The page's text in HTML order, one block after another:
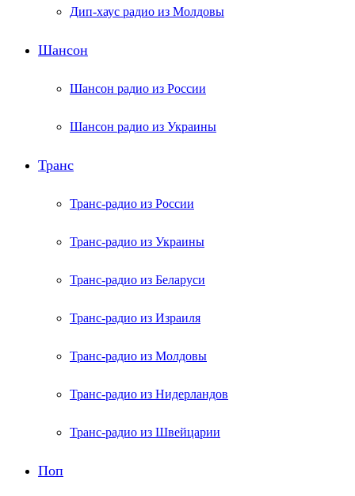
Дип-хаус радио из Молдовы
Шансон
Шансон радио из России
Шансон радио из Украины
Транс
Транс-радио из России
Транс-радио из Украины
Транс-радио из Беларуси
Транс-радио из Израиля
Транс-радио из Молдовы
Транс-радио из Нидерландов
Транс-радио из Швейцарии
Поп